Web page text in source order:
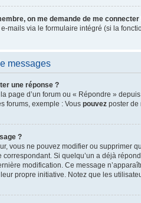
on me demande de me connecter
mails via le formulaire intégré (si la
messages
une réponse ?
page d’un forum ou « Répondre »
forums, exemple : Vous pouvez poster de
?
vous ne pouvez modifier ou
Si quelqu’un a déjà
modification. Ce message
propre initiative. Notez que les